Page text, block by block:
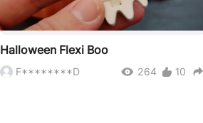
Halloween Flexi Boo
F********D 264 10